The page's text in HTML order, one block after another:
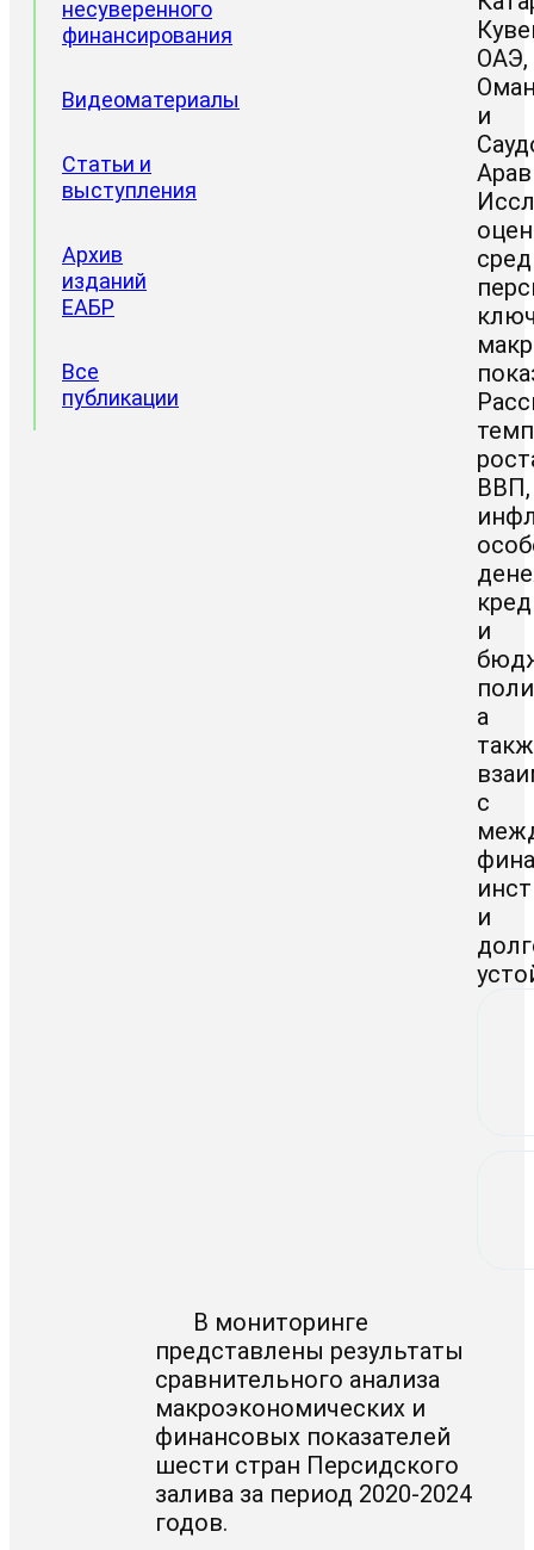
несуверенного
финансирования
Видеоматериалы
Статьи и
выступления
Архив
изданий
ЕАБР
Все
публикации
ОАЭ,
и
ВВП,
и
а
с
и
В мониторинге
представлены результаты
сравнительного анализа
макроэкономических и
финансовых показателей
шести стран Персидского
залива за период 2020-2024
годов.